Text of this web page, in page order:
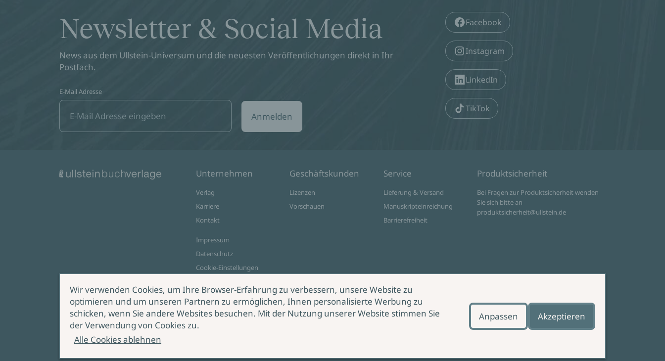
Newsletter & Social Media
News aus dem Ullstein-Universum und die neuesten Veröffentlichungen direkt in Ihr
Postfach.
E-Mail Adresse
Anmelden
Facebook
Instagram
LinkedIn
TikTok
Unternehmen
Verlag
Karriere
Kontakt
Impressum
Datenschutz
Cookie-Einstellungen
Geschäftskunden
Lizenzen
Vorschauen
Service
Lieferung & Versand
Manuskripteinreichung
Barrierefreiheit
Produktsicherheit
Bei Fragen zur Produktsicherheit wenden
Sie sich bitte an
produktsicherheit@ullstein.de
Zahlungsoptionen
Wir verwenden Cookies, um Ihre Browser-Erfahrung zu verbessern, unsere Website zu
optimieren und um unseren Partnern zu ermöglichen, Ihnen personalisierte Werbung zu
schicken, wenn Sie andere Websites besuchen. Mit der Nutzung unserer Website stimmen Sie
der Verwendung von Cookies zu.
Alle Cookies ablehnen
Anpassen Akzeptieren